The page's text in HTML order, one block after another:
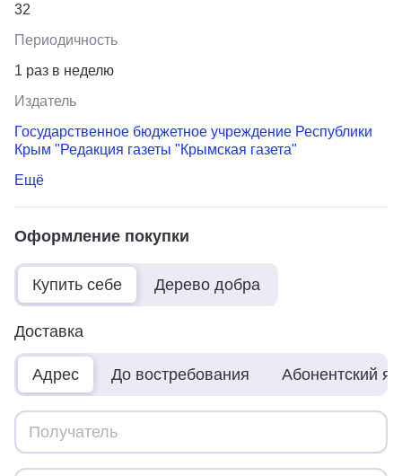
32
Периодичность
1 раз в неделю
Издатель
Государственное бюджетное учреждение Республики
Крым "Редакция газеты "Крымская газета"
Ещё
Оформление покупки
Купить себе Дерево добра
Доставка
Адрес До востребования Абонентский